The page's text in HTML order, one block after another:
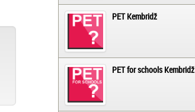
PET Kembridž
PET for schools Kembridž